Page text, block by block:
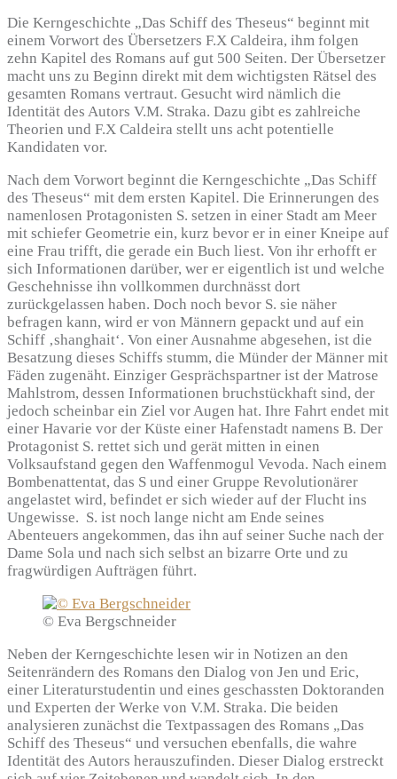
Die Kerngeschichte „Das Schiff des Theseus“ beginnt mit
einem Vorwort des Übersetzers F.X Caldeira, ihm folgen
zehn Kapitel des Romans auf gut 500 Seiten. Der Übersetzer
macht uns zu Beginn direkt mit dem wichtigsten Rätsel des
gesamten Romans vertraut. Gesucht wird nämlich die
Identität des Autors V.M. Straka. Dazu gibt es zahlreiche
Theorien und F.X Caldeira stellt uns acht potentielle
Kandidaten vor.
Nach dem Vorwort beginnt die Kerngeschichte „Das Schiff
des Theseus“ mit dem ersten Kapitel. Die Erinnerungen des
namenlosen Protagonisten S. setzen in einer Stadt am Meer
mit schiefer Geometrie ein, kurz bevor er in einer Kneipe auf
eine Frau trifft, die gerade ein Buch liest. Von ihr erhofft er
sich Informationen darüber, wer er eigentlich ist und welche
Geschehnisse ihn vollkommen durchnässt dort
zurückgelassen haben. Doch noch bevor S. sie näher
befragen kann, wird er von Männern gepackt und auf ein
Schiff ‚shanghait‘. Von einer Ausnahme abgesehen, ist die
Besatzung dieses Schiffs stumm, die Münder der Männer mit
Fäden zugenäht. Einziger Gesprächspartner ist der Matrose
Mahlstrom, dessen Informationen bruchstückhaft sind, der
jedoch scheinbar ein Ziel vor Augen hat. Ihre Fahrt endet mit
einer Havarie vor der Küste einer Hafenstadt namens B. Der
Protagonist S. rettet sich und gerät mitten in einen
Volksaufstand gegen den Waffenmogul Vevoda. Nach einem
Bombenattentat, das S und einer Gruppe Revolutionärer
angelastet wird, befindet er sich wieder auf der Flucht ins
Ungewisse. S. ist noch lange nicht am Ende seines
Abenteuers angekommen, das ihn auf seiner Suche nach der
Dame Sola und nach sich selbst an bizarre Orte und zu
fragwürdigen Aufträgen führt.
© Eva Bergschneider
Neben der Kerngeschichte lesen wir in Notizen an den
Seitenrändern des Romans den Dialog von Jen und Eric,
einer Literaturstudentin und eines geschassten Doktoranden
und Experten der Werke von V.M. Straka. Die beiden
analysieren zunächst die Textpassagen des Romans „Das
Schiff des Theseus“ und versuchen ebenfalls, die wahre
Identität des Autors herauszufinden. Dieser Dialog erstreckt